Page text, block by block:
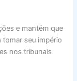
e mantém que
seu império
nos tribunais